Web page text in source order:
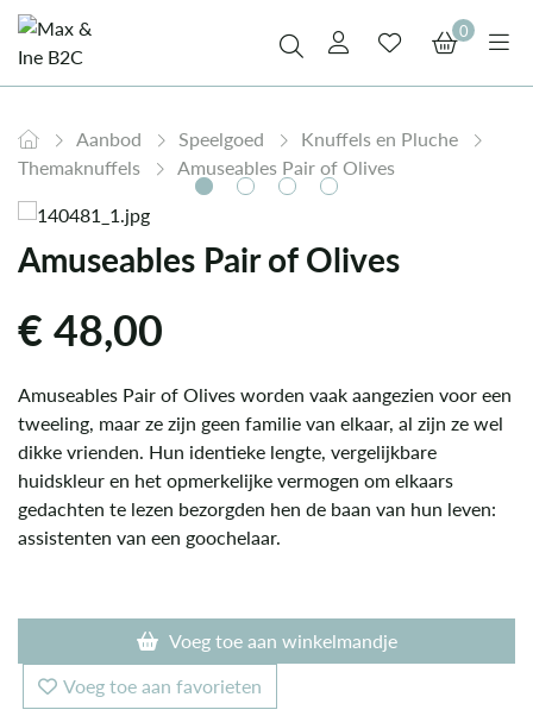
0
Aanbod Speelgoed
Knuffels en Pluche
Themaknuffels
Amuseables Pair of Olives
Amuseables Pair of Olives
€48,00
Amuseables Pair of Olives worden vaak aangezien voor een
tweeling, maar ze zijn geen familie van elkaar, al zijn ze wel
dikke vrienden. Hun identieke lengte, vergelijkbare
huidskleur en het opmerkelijke vermogen om elkaars
gedachten te lezen bezorgden hen de baan van hun leven:
assistenten van een goochelaar.
Voeg toe aan winkelmandje
Voeg toe aan favorieten